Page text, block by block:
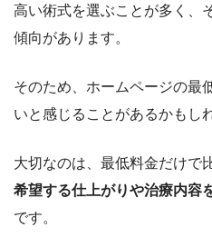
高い術式を選ぶことが多く、
傾向があります。
そのため、ホームページの最
いと感じることがあるかもし
大切なのは、最低料金だけで
希望する仕上がりや治療内容
です。